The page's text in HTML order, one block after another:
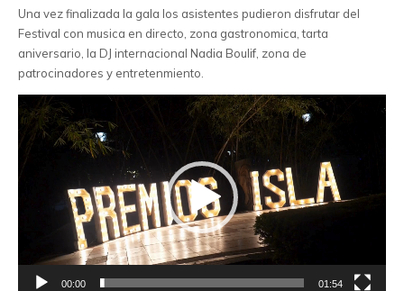
Una vez finalizada la gala los asistentes pudieron disfrutar del
Festival con musica en directo, zona gastronomica, tarta
aniversario, la DJ internacional Nadia Boulif, zona de
patrocinadores y entretenmiento.
Reproductor
de
vídeo
00:00 01:54